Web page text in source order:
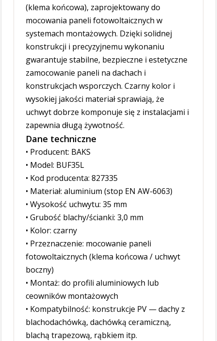
(klema końcowa), zaprojektowany do
mocowania paneli fotowoltaicznych w
systemach montażowych. Dzięki solidnej
konstrukcji i precyzyjnemu wykonaniu
gwarantuje stabilne, bezpieczne i estetyczne
zamocowanie paneli na dachach i
konstrukcjach wsporczych. Czarny kolor i
wysokiej jakości materiał sprawiają, że
uchwyt dobrze komponuje się z instalacjami i
zapewnia długą żywotność.
Dane techniczne
• Producent: BAKS
• Model: BUF35L
• Kod producenta: 827335
• Materiał: aluminium (stop EN AW-6063)
• Wysokość uchwytu: 35 mm
• Grubość blachy/ścianki: 3,0 mm
• Kolor: czarny
• Przeznaczenie: mocowanie paneli
fotowoltaicznych (klema końcowa / uchwyt
boczny)
• Montaż: do profili aluminiowych lub
ceowników montażowych
• Kompatybilność: konstrukcje PV — dachy z
blachodachówką, dachówką ceramiczną,
blachą trapezową, rąbkiem itp.